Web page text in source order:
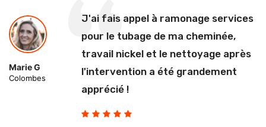
Marie G
Colombes
J'ai fais appel à ramonage services
pour le tubage de ma cheminée,
travail nickel et le nettoyage après
l'intervention a été grandement
apprécié !